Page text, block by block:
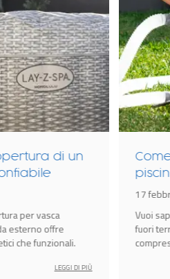
Come riscaldare
piscina fuori terra?
Vuoi sapere come riscaldare
fuori terra? Mantenere la
compresa tra i 25°C e i
primavera.